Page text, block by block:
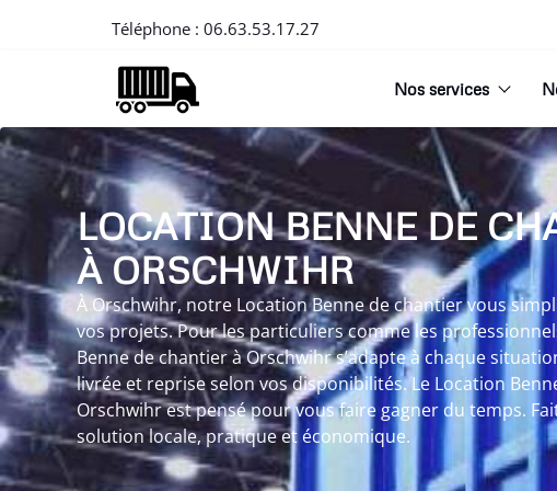
Téléphone : 06.63.53.17.27
Nos services
LOCATION BENNE DE
À ORSCHWIHR
À Orschwihr, notre Location Benne de chantier vous
vos projets. Pour les particuliers comme les
Benne de chantier à Orschwihr s’adapte à chaque
livrée et reprise selon vos disponibilités. Le Location
Orschwihr est pensé pour vous faire gagner du temps.
solution locale, pratique et économique.